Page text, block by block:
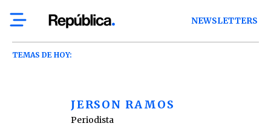
NEWSLETTERS
TEMAS DE HOY:
JERSON RAMOS
Periodista